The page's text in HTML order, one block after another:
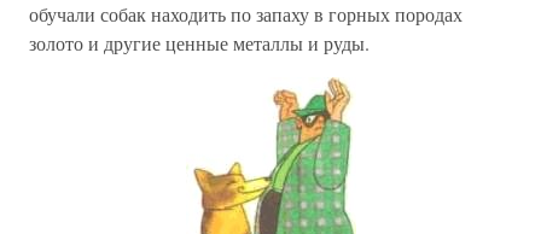
обучали собак находить по запаху в горных породах
золото и другие ценные металлы и руды.